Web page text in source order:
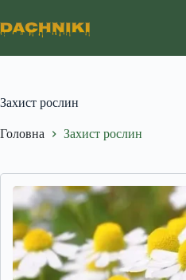
до
вмісту
Захист рослин
Головна Захист рослин